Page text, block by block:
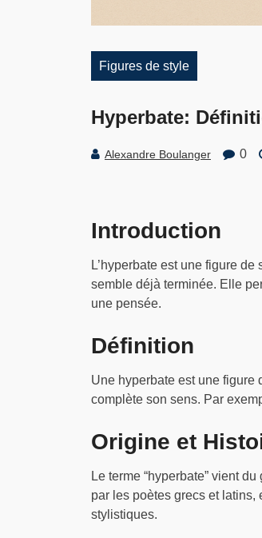
Figures de style
Hyperbate:
Alexandre Boulanger 0
Introduction
L’hyperbate est une figure
semble déjà terminée. Elle
une pensée.
Définition
Une hyperbate est une figure
complète son sens. Par
Origine et
Le terme “hyperbate” vient
par les poètes grecs et latins,
stylistiques.